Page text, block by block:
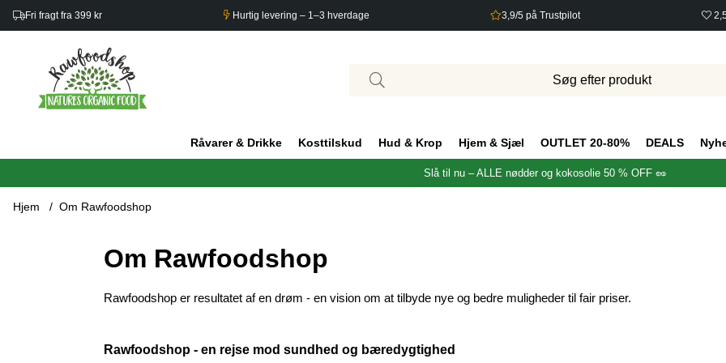
Fri fragt fra 399 kr Hurtig levering – 1–3 hverdage 3,9/5 på Trustpilot
Råvarer & Drikke Kosttilskud Hud & Krop Hjem & Sjæl OUTLET 20-80% DEALS
Slå til nu – ALLE nødder og kokosolie 50 % OFF 🥜
Hjem Om Rawfoodshop
Om Rawfoodshop
Rawfoodshop er resultatet af en drøm - en vision om at tilbyde nye og bedre muligheder til fair priser.
Rawfoodshop - en rejse mod sundhed og bæredygtighed